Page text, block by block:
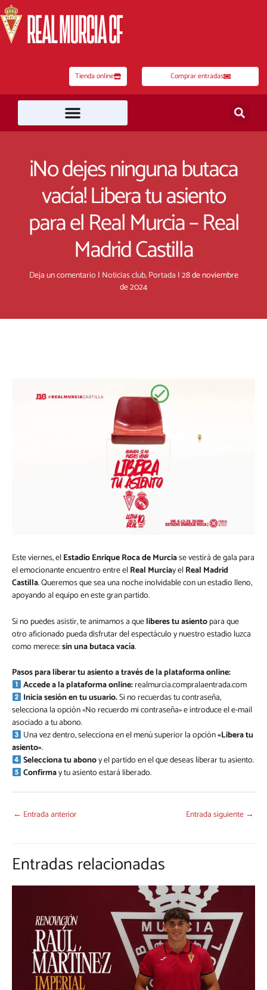
al
contenido
Tienda online Comprar entradas
¡No dejes ninguna butaca
vacía! Libera tu asiento
para el Real Murcia – Real
Madrid Castilla
Deja un comentario | Noticias club,Portada |28 de noviembre
de 2024
Este viernes, elEstadio Enrique Roca de Murciase vestirá de gala para
el emocionante encuentro entre elReal Murciay elReal Madrid
Castilla. Queremos que sea una noche inolvidable con un estadio lleno,
apoyando al equipo en este gran partido.
Si no puedes asistir, te animamos a queliberes tu asientopara que
otro aficionado pueda disfrutar del espectáculo y nuestro estadio luzca
como merece:sin una butaca vacía.
Pasos para liberar tu asiento a través de la plataforma online:
Accede a la plataforma online:realmurcia.compralaentrada.com
Inicia sesión en tu usuario.Si no recuerdas tu contraseña,
selecciona la opción «No recuerdo mi contraseña» e introduce el e-mail
asociado a tu abono.
Una vez dentro, selecciona en el menú superior la opción«Libera tu
asiento».
Selecciona tu abonoy el partido en el que deseas liberar tu asiento.
Confirmay tu asiento estará liberado.
← Entrada anterior Entrada siguiente →
Entradas relacionadas